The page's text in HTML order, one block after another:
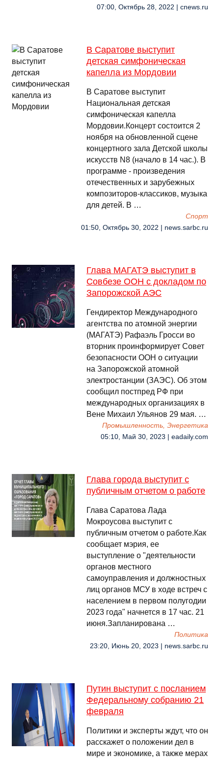
07:00, Октябрь 28, 2022 | cnews.ru
В Саратове выступит
детская симфоническая
капелла из Мордовии
В Саратове выступит
Национальная детская
симфоническая капелла
Мордовии.Концерт состоится 2
ноября на обновленной сцене
концертного зала Детской школы
искусств N8 (начало в 14 час.). В
программе - произведения
отечественных и зарубежных
композиторов-классиков, музыка
для детей. В …
Спорт
01:50, Октябрь 30, 2022 | news.sarbc.ru
Глава МАГАТЭ выступит в
Совбезе ООН с докладом по
Запорожской АЭС
Гендиректор Международного
агентства по атомной энергии
(МАГАТЭ) Рафаэль Гросси во
вторник проинформирует Совет
безопасности ООН о ситуации
на Запорожской атомной
электростанции (ЗАЭС). Об этом
сообщил постпред РФ при
международных организациях в
Вене Михаил Ульянов 29 мая. …
Промышленность, Энергетика
05:10, Май 30, 2023 | eadaily.com
Глава города выступит с
публичным отчетом о работе
Глава Саратова Лада
Мокроусова выступит с
публичным отчетом о работе.Как
сообщает мэрия, ее
выступление о "деятельности
органов местного
самоуправления и должностных
лиц органов МСУ в ходе встреч с
населением в первом полугодии
2023 года" начнется в 17 час. 21
июня.Запланирована …
Политика
23:20, Июнь 20, 2023 | news.sarbc.ru
Путин выступит с посланием
Федеральному собранию 21
февраля
Политики и эксперты ждут, что он
расскажет о положении дел в
мире и экономике, а также мерах